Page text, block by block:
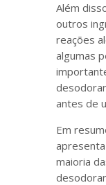
Além
outros
reações
algumas
antes de
Em
maioria